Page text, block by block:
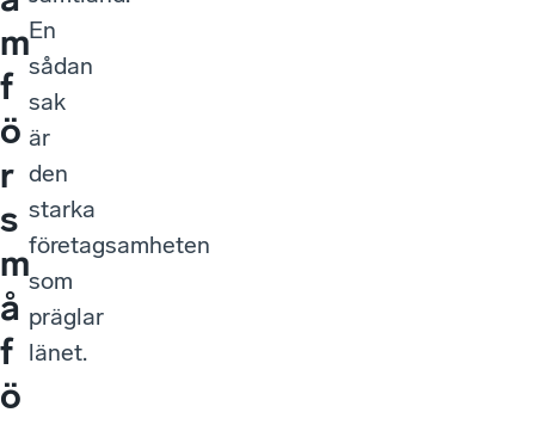
m
f
ö
r
s
m
å
f
ö
En
sådan
sak
är
den
starka
företagsamheten
som
präglar
länet.